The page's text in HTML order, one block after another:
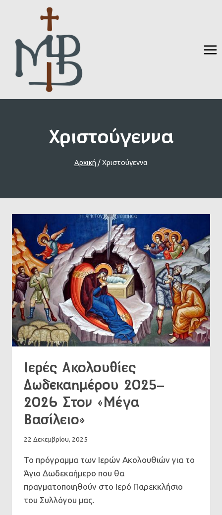
Χριστούγεννα
Αρχική /Χριστούγεννα
Ιερές Ακολουθίες
Δωδεκαημέρου 2025-
2026 Στον «Μέγα
Βασίλειο»
22 Δεκεμβρίου, 2025
Το πρόγραμμα των Ιερών Ακολουθιών για το
Άγιο Δωδεκαήμερο που θα
πραγματοποιηθούν στο Ιερό Παρεκκλήσιο
του Συλλόγου μας.